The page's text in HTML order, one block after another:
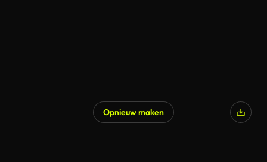
Opnieuw maken